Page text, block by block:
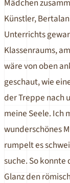
Mädchen
Künstler,
Unterrichts
Klassenraums,
wäre von oben
geschaut, wie
der Treppe nach
meine Seele. Ich
wunderschönes
rumpelt es
suche. So konnte
Glanz den